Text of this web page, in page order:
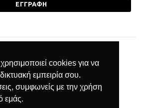
cookies για να
εμπειρία σου.
συμφωνείς με την χρήση
εμάς.